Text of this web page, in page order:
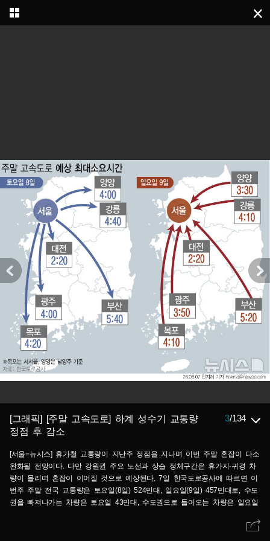
[그래픽] [주말 고속도로] 하계 성수기 교통량
정점 후 감소
3/134
[서울=뉴시스] 휴가철 교통량이 지난주 정점을 지나며 이번 주말 혼잡이 다소
완화될 전망이다. 다만 강원권 주요 노선과 상습 정체구간은 휴가지·귀경 차
량이 몰리며 혼잡이 이어질 것으로 예상된다. 7일 한국도로공사에 따르면 이
번주 주말 전국 교통량은 토요일(8일) 524만대, 일요일(9일) 457만대로, 수도
권을 빠져나가는 차량은 토요일 43만대, 수도권으로 들어오는 차량은 일요일